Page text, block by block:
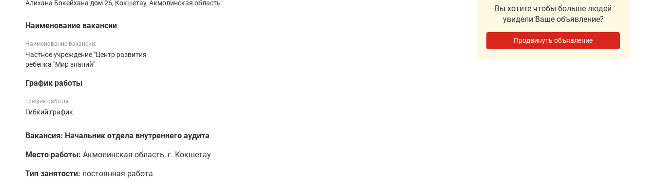
Алихана Бокейхана дом 26, Кокшетау, Акмолинская область
Наименование вакансии
Наименование вакансии:
Частное учреждение "Центр развития
ребенка "Мир знаний"
График работы
График работы:
Гибкий график
Вакансия: Начальник отдела внутреннего аудита
Место работы: Акмолинская область, г. Кокшетау
Тип занятости: постоянная работа
Вы хотите чтобы больше людей
увидели Ваше объявление?
Продвинуть объявление